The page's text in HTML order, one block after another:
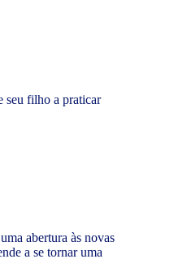
seu filho a praticar
abertura às novas
a se tornar uma